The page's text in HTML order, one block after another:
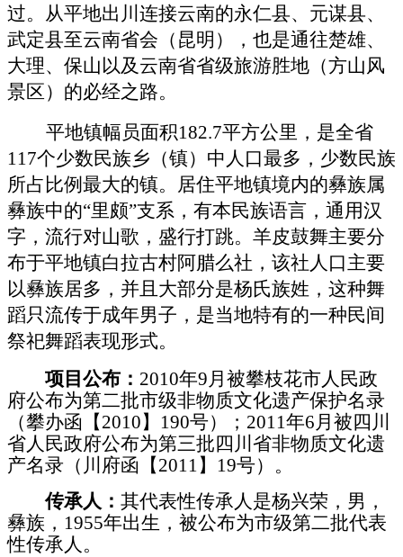
过。从平地出川连接云南的永仁县、元谋县、
武定县至云南省会（昆明），也是通往楚雄、
大理、保山以及云南省省级旅游胜地（方山风
景区）的必经之路。
平地镇幅员面积182.7平方公里，是全省
117个少数民族乡（镇）中人口最多，少数民族
所占比例最大的镇。居住平地镇境内的彝族属
彝族中的“里颇”支系，有本民族语言，通用汉
字，流行对山歌，盛行打跳。羊皮鼓舞主要分
布于平地镇白拉古村阿腊么社，该社人口主要
以彝族居多，并且大部分是杨氏族姓，这种舞
蹈只流传于成年男子，是当地特有的一种民间
祭祀舞蹈表现形式。
项目公布： 2010年9月被攀枝花市人民政
府公布为第二批市级非物质文化遗产保护名录
（攀办函【2010】190号）；2011年6月被四川
省人民政府公布为第三批四川省非物质文化遗
产名录（川府函【2011】19号）。
传承人： 其代表性传承人是杨兴荣，男，
彝族， 1955年出生，被公布为市级第二批代表
性传承人。